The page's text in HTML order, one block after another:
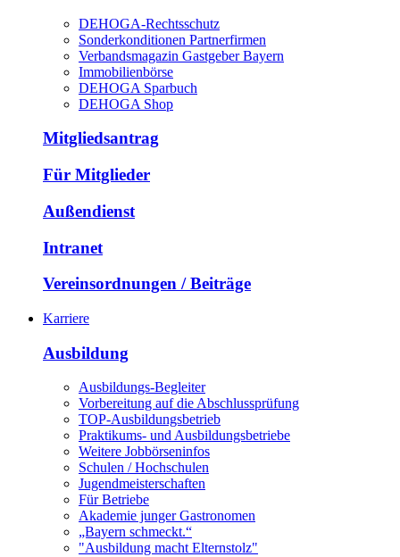
DEHOGA-Rechtsschutz
Sonderkonditionen Partnerfirmen
Verbandsmagazin Gastgeber Bayern
Immobilienbörse
DEHOGA Sparbuch
DEHOGA Shop
Mitgliedsantrag
Für Mitglieder
Außendienst
Intranet
Vereinsordnungen / Beiträge
Karriere
Ausbildung
Ausbildungs-Begleiter
Vorbereitung auf die Abschlussprüfung
TOP-Ausbildungsbetrieb
Praktikums- und Ausbildungsbetriebe
Weitere Jobbörseninfos
Schulen / Hochschulen
Jugendmeisterschaften
Für Betriebe
Akademie junger Gastronomen
„Bayern schmeckt.“
"Ausbildung macht Elternstolz"